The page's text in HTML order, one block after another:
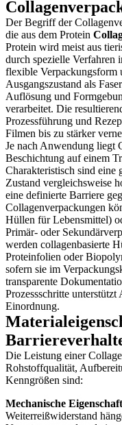
Der Begriff der
die aus dem Protein
Protein wird meist aus
durch spezielle Verfahren
flexible Verpackungsform
Ausgangszustand als
Auflösung und
verarbeitet. Die
Prozessführung und
Filmen bis zu stärker
Je nach Anwendung liegt
Beschichtung auf einem
Charakteristisch sind eine
Zustand vergleichsweise
eine definierte Barriere
Collagenverpackungen
Hüllen für Lebensmittel)
Primär- oder
werden collagenbasierte
Proteinfolien oder
sofern sie im
transparente
Prozessschritte
Einordnung.
Die Leistung einer
Rohstoffqualität,
Kenngrößen sind:
Mechanische
Weiterreißwiderstand